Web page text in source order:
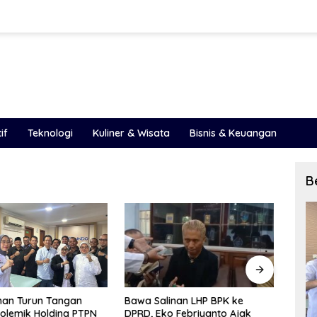
Teknologi Kuliner & Wisata Bisnis & Keuangan
LHP BPK ke
Febriyanto Ajak
LHP BPK 2025 Ungkap Celah
Besar Pengelolaan Keuangan